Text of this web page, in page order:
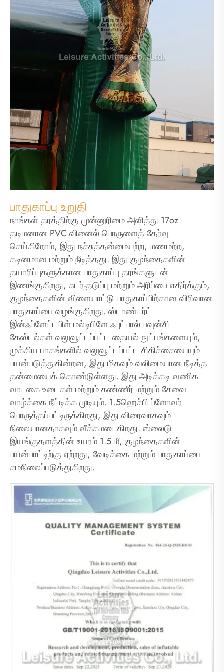
பாதுகாப்பு உறுதி
நாங்கள் தரத்திற்கு முன்னுரிமை அளித்து 17oz
தடிமனான PVC வினைல் பொருளைத் தேர்வு
செய்கிறோம், இது நச்சுத்தன்மையற்ற, மணமற்ற,
கடினமான மற்றும் நீடித்தது. இது குழந்தைகளின்
தயாரிப்புகளுக்கான பாதுகாப்பு தரங்களுடன்
இணங்குகிறது, சுடர்-தடுப்பு மற்றும் அரிப்பை எதிர்க்கும்,
குழந்தைகளின் விளையாட்டு பாதுகாப்பிற்கான விரிவான
பாதுகாப்பை வழங்குகிறது. ஸ்டாண்டர்ட்
இன்ஃப்ளேட்டபிள் மல்டிபிளே ஃபுட்பால் பவுன்சி
கேஸ்டல்கள் வலுவூட்டப்பட்ட தையல் நுட்பங்களையும்,
முக்கிய பாகங்களில் வலுவூட்டப்பட்ட சிகிச்சையையும்
பயன்படுத்துகின்றன, இது மிகவும் வலிமையான நீடித்த
தன்மையைக் கொண்டுள்ளது. இது அடிக்கடி வணிக
வாடகை உடைகள் மற்றும் கண்ணீர் மற்றும் சேவை
வாழ்க்கை நீட்டிக்க முடியும். 1.5ஹெச்பி ப்ளோவர்
பொருத்தப்பட்டிருக்கிறது, இது விரைவாகவும்
நிலையானதாகவும் வீக்கமடைகிறது. ஸ்லைடு
இயங்குதளத்தின் உயரம் 1.5 மீ, குழந்தைகளின்
பயன்பாட்டிற்கு ஏற்றது, வேடிக்கை மற்றும் பாதுகாப்பை
சமநிலைப்படுத்துகிறது.